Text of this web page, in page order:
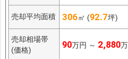
売却平均面積 306㎡ (92.7坪)
売却相場帯
(価格)
90万円 ～ 2,880